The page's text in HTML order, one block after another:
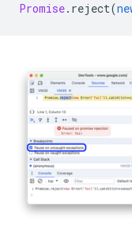
Promise. reject(